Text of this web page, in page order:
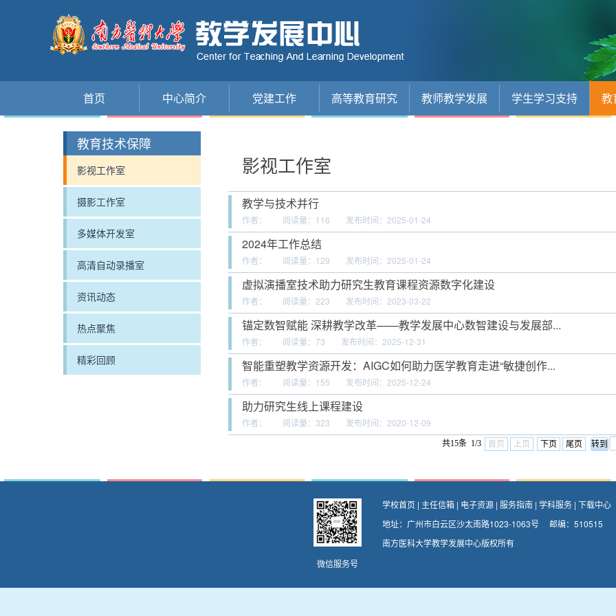
首页 中心简介 党建工作 高等教育研究 教师教学发展 学生学习支持 教
教育技术保障
影视工作室
摄影工作室
多媒体开发室
高清自动录播室
资讯动态
热点聚焦
精彩回顾
影视工作室
教学与技术并行
作者： 阅读量： 116 发布时间：2025-01-24
2024年工作总结
作者： 阅读量： 129 发布时间：2025-01-24
虚拟演播室技术助力研究生教育课程资源数字化建设
作者： 阅读量： 223 发布时间：2023-03-22
锚定数智赋能 深耕教学改革——教学发展中心数智建设与发展部...
作者： 阅读量： 73 发布时间：2025-12-31
智能重塑教学资源开发：AIGC如何助力医学教育走进“敏捷创作...
作者： 阅读量： 155 发布时间：2025-12-24
助力研究生线上课程建设
作者： 阅读量： 323 发布时间：2020-12-09
共15条 1/3 首页 上页 下页 尾页
微信服务号
学校首页| 主任信箱| 电子资源| 服务指南| 学科服务| 下载中心
地址：广州市白云区沙太南路1023-1063号 邮编：510515
南方医科大学教学发展中心版权所有